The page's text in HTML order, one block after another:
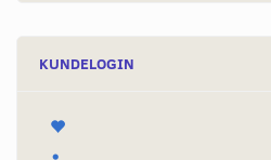
KUNDELOGIN